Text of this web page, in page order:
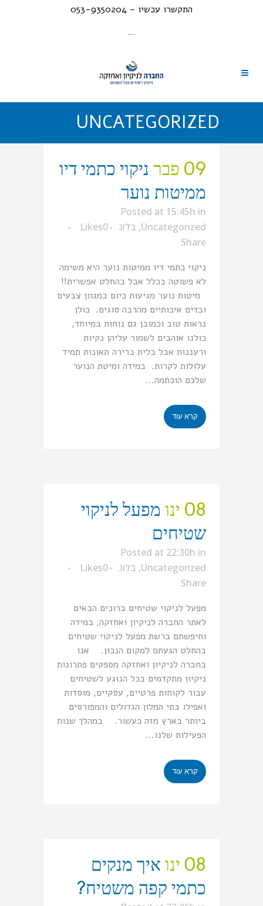
התקשרו עכשיו – 053-9350204
---
UNCATEGORIZED
09 פבר
ניקוי כתמי דיו
ממיטות נוער
Posted at 15:45h in
Uncategorized
, בלוג 0
Likes
Share
ניקוי כתמי דיו ממיטות נוער היא משימה
לא פשוטה בכלל אבל בהחלט אפשרית!!
מיטות נוער מגיעות כיום במגוון צבעים
ובדים איכותיים מהרבה סוגים. כולן
נראות טוב וכמובן גם נוחות במיוחד,
כולנו אוהבים לשמור עליהן נקיות
ורעננות אבל בלית ברירה תאונות תמיד
עלולות לקרות. במידה ומיטת הנוער
שלכם הוכתמה...
קרא עוד
08 ינו
מפעל לניקוי
שטיחים
Posted at 22:30h in
Uncategorized
, בלוג 0
Likes
Share
מפעל לניקוי שטיחים ברוכים הבאים
לאתר החברה לניקיון ואחזקה, במידה
וחיפשתם ברשת מפעל לניקוי שטיחים
בהחלט הגעתם למקום הנכון. אנו
בחברה לניקיון ואחזקה מספקים פתרונות
ניקיון מתקדמים בכל הנוגע לשטיחים
עבור לקוחות פרטיים, עסקיים, מוסדות
ואפילו בתי המלון הגדולים והמפורסים
ביותר בארץ מזה כעשור. במהלך שנות
הפעילות שלנו...
קרא עוד
08 ינו
איך מנקים
כתמי קפה משטיח?